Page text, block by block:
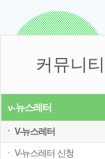
커뮤니티
v-뉴스레터
ㆍ V-뉴스레터
ㆍ V-뉴스레터 신청